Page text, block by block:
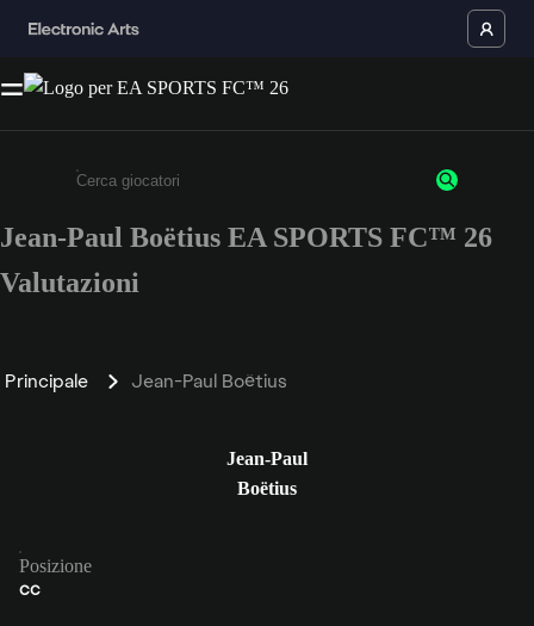
Inserisci un minimo di 3 caratteri o numeri.
Jean-Paul Boëtius EA SPORTS FC™ 26
Valutazioni
Principale Jean-Paul Boëtius
Jean-Paul
Boëtius
Posizione
CC